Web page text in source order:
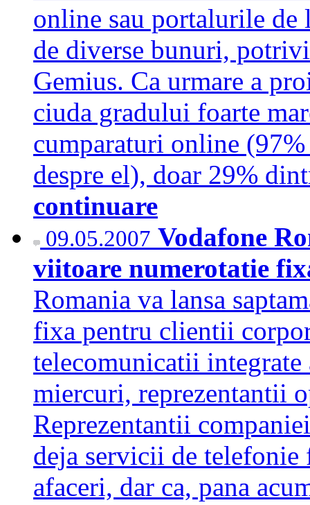
online sau portalurile de
de diverse bunuri,
Gemius. Ca urmare a
ciuda gradului foarte
cumparaturi online
despre el), doar 29%
continuare
09.05.2007 Vodafone
viitoare numerotatie
Romania va lansa
fixa pentru clientii
telecomunicatii
miercuri, reprezentantii
Reprezentantii
deja servicii de
afaceri, dar ca, pana